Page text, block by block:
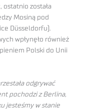
ostatnio została
Mosiną pod
Düsseldorfu).
wpłynęło również
Polski do Unii
odgrywać
pochodzi z Berlina,
jesteśmy w stanie